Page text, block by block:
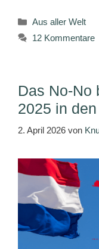
Kategorien
Aus aller Welt
12 Kommentare
Das No-No
2025 in
2. April 2026 von